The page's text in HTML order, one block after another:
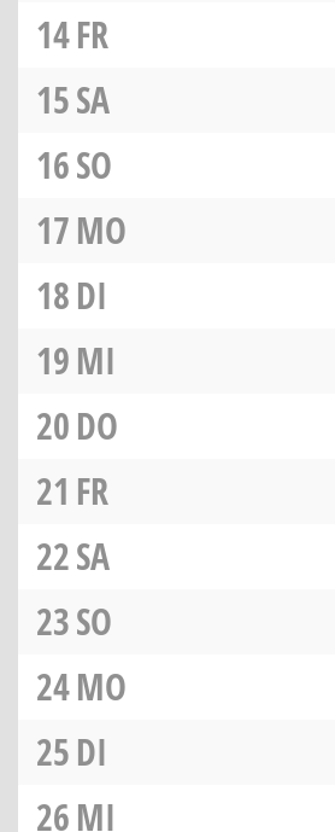
14FR
15SA
16SO
17MO
18DI
19MI
20DO
21 FR
22SA
23SO
24MO
25DI
26MI